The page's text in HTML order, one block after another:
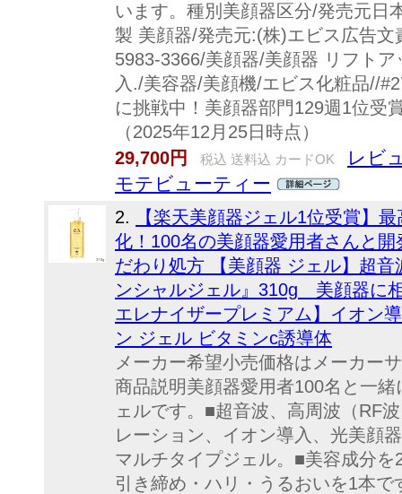
います。種別美顔器区分/発売元日
製 美顔器/発売元:(株)エビス広告
5983-3366/美顔器/美顔器 リフト
入./美容器/美顔機/エビス化粧品//
に挑戦中！美顔器部門129週1位受
（2025年12月25日時点）
29,700円
税込 送料込 カードOK
レビ
モテビューティー
2.
【楽天美顔器ジェル1位受賞】
化！100名の美顔器愛用者さんと
だわり処方 【美顔器 ジェル】超
ンシャルジェル』310g 美顔器に
エレナイザープレミアム】イオン
ン ジェル ビタミンc誘導体
メーカー希望小売価格はメーカー
商品説明美顔器愛用者100名と一
ェルです。■超音波、高周波（RF
レーション、イオン導入、光美顔
マルチタイプジェル。■美容成分
引き締め・ハリ・うるおいを1本